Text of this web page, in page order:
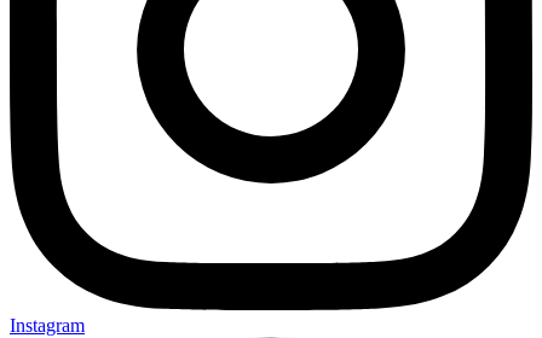
Instagram